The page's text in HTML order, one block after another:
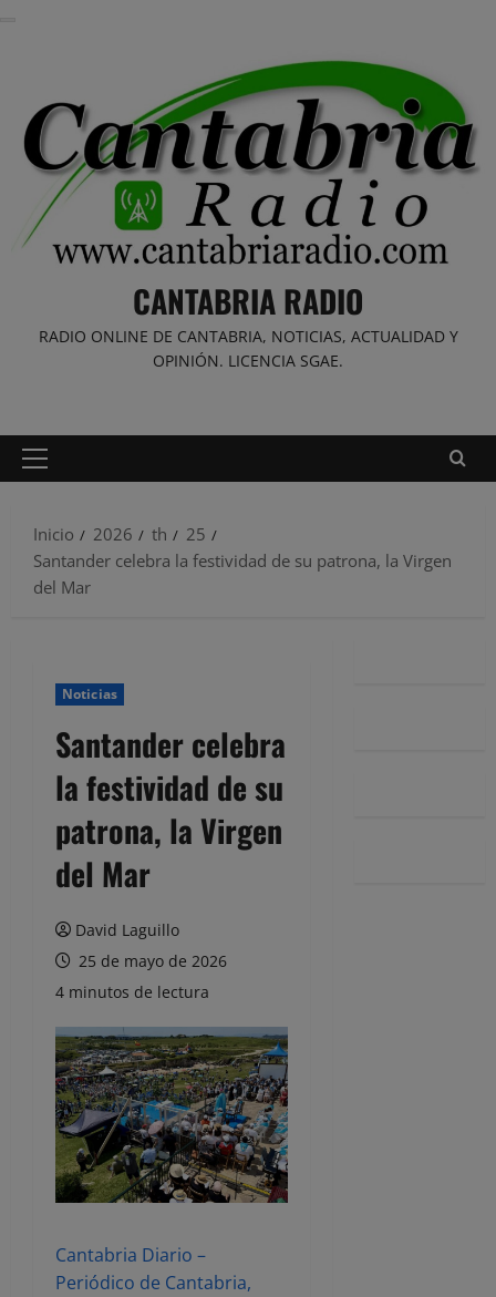
CANTABRIA RADIO
RADIO ONLINE DE CANTABRIA, NOTICIAS, ACTUALIDAD Y
OPINIÓN. LICENCIA SGAE.
Menú
Inicio
2026 th
25
Santander celebra la festividad de su patrona, la Virgen
del Mar
Noticias
Santander celebra
la festividad de su
patrona, la Virgen
del Mar
David Laguillo
25 de mayo de 2026
4 minutos de lectura
Cantabria Diario –
Periódico de Cantabria,